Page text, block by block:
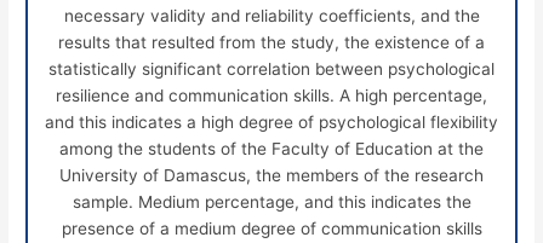
necessary validity and reliability coefficients, and the
results that resulted from the study, the existence of a
statistically significant correlation between psychological
resilience and communication skills. A high percentage,
and this indicates a high degree of psychological flexibility
among the students of the Faculty of Education at the
University of Damascus, the members of the research
sample. Medium percentage, and this indicates the
presence of a medium degree of communication skills